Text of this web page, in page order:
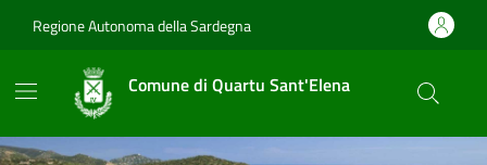
Regione Autonoma della Sardegna
Comune di Quartu Sant'Elena